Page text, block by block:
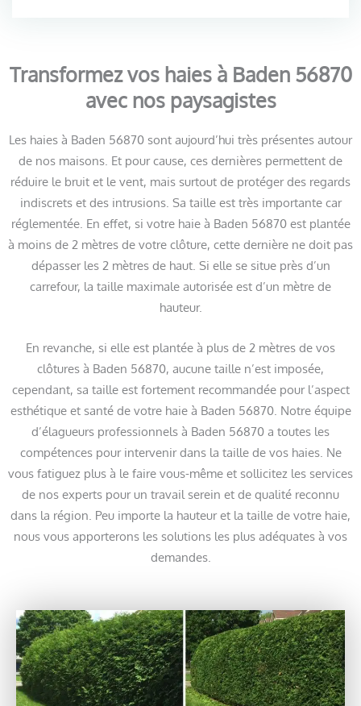
Transformez vos haies à Baden 56870
avec nos paysagistes
Les haies à Baden 56870 sont aujourd’hui très présentes autour
de nos maisons. Et pour cause, ces dernières permettent de
réduire le bruit et le vent, mais surtout de protéger des regards
indiscrets et des intrusions. Sa taille est très importante car
réglementée. En effet, si votre haie à Baden 56870 est plantée
à moins de 2 mètres de votre clôture, cette dernière ne doit pas
dépasser les 2 mètres de haut. Si elle se situe près d’un
carrefour, la taille maximale autorisée est d’un mètre de
hauteur.
En revanche, si elle est plantée à plus de 2 mètres de vos
clôtures à Baden 56870, aucune taille n’est imposée,
cependant, sa taille est fortement recommandée pour l’aspect
esthétique et santé de votre haie à Baden 56870. Notre équipe
d’élagueurs professionnels à Baden 56870 a toutes les
compétences pour intervenir dans la taille de vos haies. Ne
vous fatiguez plus à le faire vous-même et sollicitez les services
de nos experts pour un travail serein et de qualité reconnu
dans la région. Peu importe la hauteur et la taille de votre haie,
nous vous apporterons les solutions les plus adéquates à vos
demandes.